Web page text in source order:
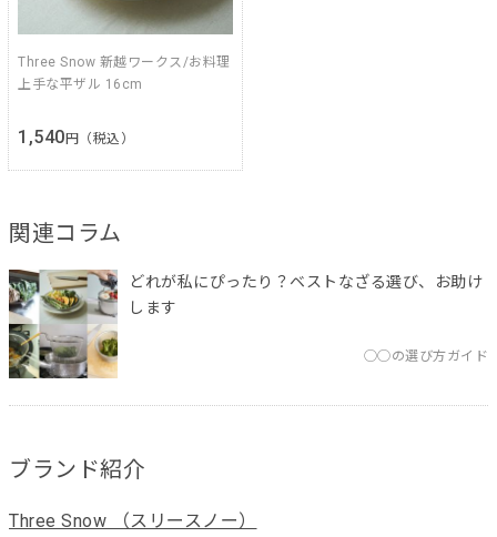
Three Snow 新越ワークス/お料理
上手な平ザル 16cm
1,540 円（税込）
関連コラム
どれが私にぴったり？ベストなざる選び、お助け
します
◯◯の選び方ガイド
ブランド紹介
Three Snow （スリースノー）